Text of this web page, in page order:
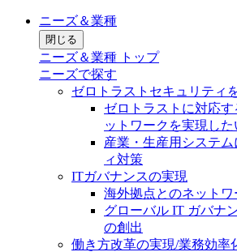
ニーズ＆業種
閉じる
ニーズ＆業種 トップ
ニーズで探す
ゼロトラストセキュリティ
ゼロトラストに対応
ットワークを実現した
産業・生産用システ
ィ対策
ITガバナンスの実現
海外拠点とのネット
グローバル IT ガバナ
の創出
働き方改革の実現/業務効率